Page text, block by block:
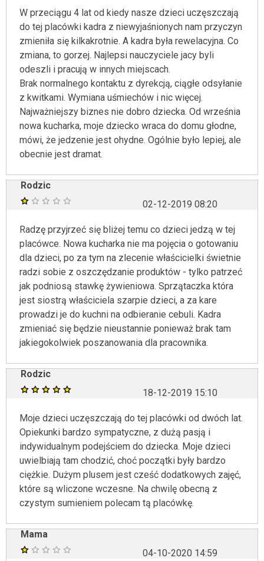
W przeciągu 4 lat od kiedy nasze dzieci uczęszczają
do tej placówki kadra z niewyjaśnionych nam przyczyn
zmieniła się kilkakrotnie. A kadra była rewelacyjna. Co
zmiana, to gorzej. Najlepsi nauczyciele jacy byli
odeszli i pracują w innych miejscach.
Brak normalnego kontaktu z dyrekcją, ciągłe odsyłanie
z kwitkami. Wymiana uśmiechów i nic więcej.
Najważniejszy biznes nie dobro dziecka. Od września
nowa kucharka, moje dziecko wraca do domu głodne,
mówi, że jedzenie jest ohydne. Ogólnie było lepiej, ale
obecnie jest dramat.
Rodzic
02-12-2019 08:20
Radzę przyjrzeć się bliżej temu co dzieci jedzą w tej
placówce. Nowa kucharka nie ma pojęcia o gotowaniu
dla dzieci, po za tym na zlecenie właścicielki świetnie
radzi sobie z oszczędzanie produktów - tylko patrzeć
jak podniosą stawkę żywieniowa. Sprzątaczka która
jest siostrą właściciela szarpie dzieci, a za kare
prowadzi je do kuchni na odbieranie cebuli. Kadra
zmieniać się będzie nieustannie ponieważ brak tam
jakiegokolwiek poszanowania dla pracownika.
Rodzic
18-12-2019 15:10
Moje dzieci uczęszczają do tej placówki od dwóch lat.
Opiekunki bardzo sympatyczne, z dużą pasją i
indywidualnym podejściem do dziecka. Moje dzieci
uwielbiają tam chodzić, choć początki były bardzo
ciężkie. Dużym plusem jest cześć dodatkowych zajęć,
które są wliczone wczesne. Na chwilę obecną z
czystym sumieniem polecam tą placówkę.
Mama
04-10-2020 14:59